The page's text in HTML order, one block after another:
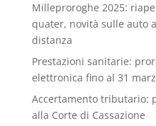
Milleproroghe 2025:
quater, novità sulle auto
distanza
Prestazioni sanitarie:
elettronica fino al 31
Accertamento tributario:
alla Corte di Cassazione